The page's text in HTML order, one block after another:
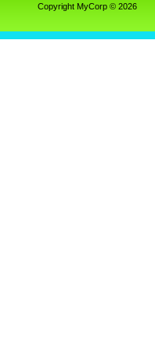
Copyright MyCorp © 2026